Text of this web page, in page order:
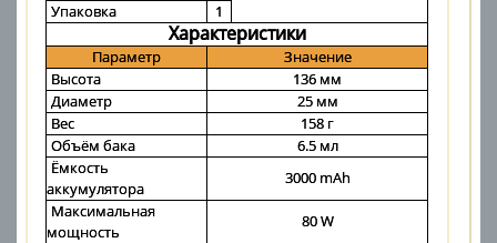
Упаковка
1
Характеристики
Параметр
Значение
Высота
136 мм
Диаметр
25 мм
Вес
158 г
Объём бака
6.5 мл
Ёмкость
аккумулятора
3000 mAh
Максимальная
мощность
80 W